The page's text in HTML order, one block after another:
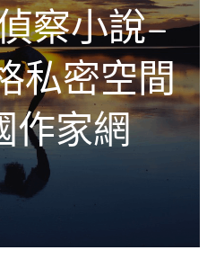
察小說–
私密空間
作家網